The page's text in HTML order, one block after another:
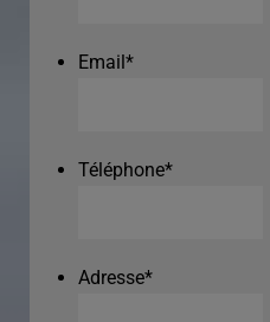
Email*
Téléphone*
Adresse*